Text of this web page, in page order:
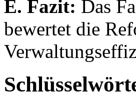
E. Fazit: Das
bewertet die